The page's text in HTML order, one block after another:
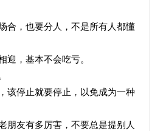
合，也要分人，不是所有人都懂
迎，基本不会吃亏。
该停止就要停止，以免成为一种
朋友有多厉害，不要总是提别人